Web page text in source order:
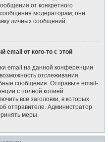
от конкретного
модераторам; они
личных сообщений.
email от кого-то с этой
email на данной конференции
отслеживания
сообщения. Отправьте email-
с полной копией
все заголовки, в которых
отправителе. Администратор
меры.